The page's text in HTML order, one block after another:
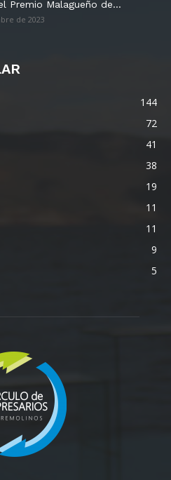
Premio Malagueño de...
de 2023
144
72
41
38
19
11
11
9
5